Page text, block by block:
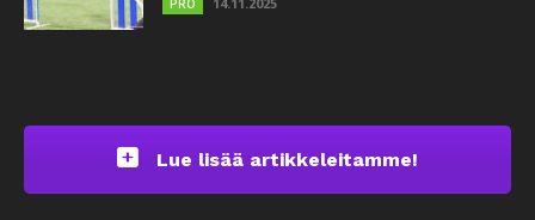
PRO
Lue lisää artikkeleitamme!